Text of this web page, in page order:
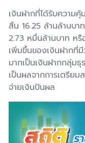
เงินฝากที่ได้รับความ
สิ้น 16.25 ล้านล้านบาท
2.73 หมื่นล้านบาท หรื
เพิ่มขึ้นของเงินฝากที่
มากเป็นเงินฝากกลุ่ม
เป็นผลจากการเตรีย
จ่ายเงินปันผล